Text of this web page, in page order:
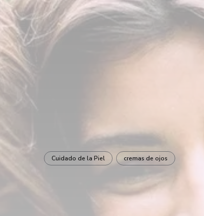
Cuidado de la Piel cremas de ojos